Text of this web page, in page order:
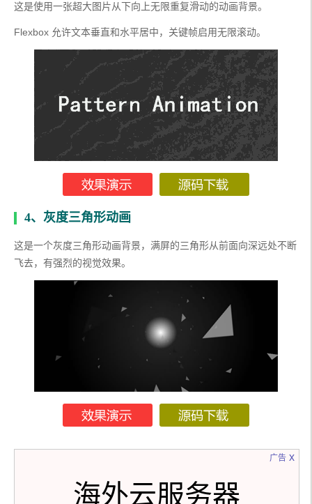
这是使用一张超大图片从下向上无限重复滑动的动画背景。
Flexbox 允许文本垂直和水平居中，关键帧启用无限滚动。
4、灰度三角形动画
这是一个灰度三角形动画背景，满屏的三角形从前面向深远处不断
飞去，有强烈的视觉效果。
广告
海外云服务器
x